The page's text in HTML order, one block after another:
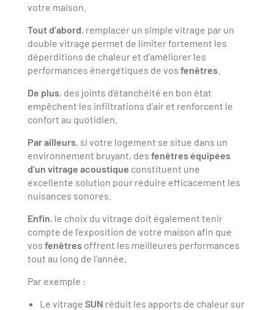
votre maison.
Tout d’abord, remplacer un simple vitrage par un
double vitrage permet de limiter fortement les
déperditions de chaleur et d’améliorer les
performances énergétiques de vos fenêtres.
De plus, des joints d’étanchéité en bon état
empêchent les infiltrations d’air et renforcent le
confort au quotidien.
Par ailleurs, si votre logement se situe dans un
environnement bruyant, des fenêtres équipées
d’un vitrage acoustique constituent une
excellente solution pour réduire efficacement les
nuisances sonores.
Enfin, le choix du vitrage doit également tenir
compte de l’exposition de votre maison afin que
vos fenêtresoffrent les meilleures performances
tout au long de l’année.
Par exemple :
Le vitrage SUN réduit les apports de chaleur sur